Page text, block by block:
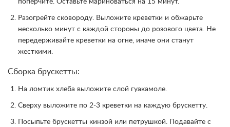
Разогрейте сковороду. Выложите креветки и обжарьте
несколько минут с каждой стороны до розового цвета. Не
передерживайте креветки на огне, иначе они станут
жесткими.
Сборка брускетты:
На ломтик хлеба выложите слой гуакамоле.
Сверху выложите по 2-3 креветки на каждую брускетту.
Посыпьте брускетты кинзой или петрушкой. Подавайте с